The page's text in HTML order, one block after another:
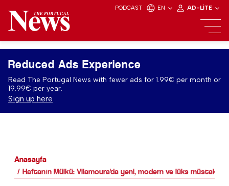
PODCAST EN AD-LITE
Reduced Ads Experience
Read The Portugal News with fewer ads for 1.99€ per month or
19.99€ per year.
Sign up here
Anasayfa
Haftanın Mülkü: Vilamoura'da yeni, modern ve lüks müstakil ev